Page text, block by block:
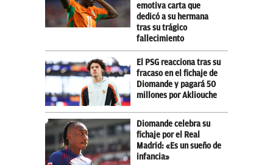
emotiva carta que
dedicó a su hermana
tras su trágico
fallecimiento
El PSG reacciona tras su
fracaso en el fichaje de
Diomande y pagará 50
millones por Akliouche
Diomande celebra su
fichaje por el Real
Madrid: «Es un sueño de
infancia»